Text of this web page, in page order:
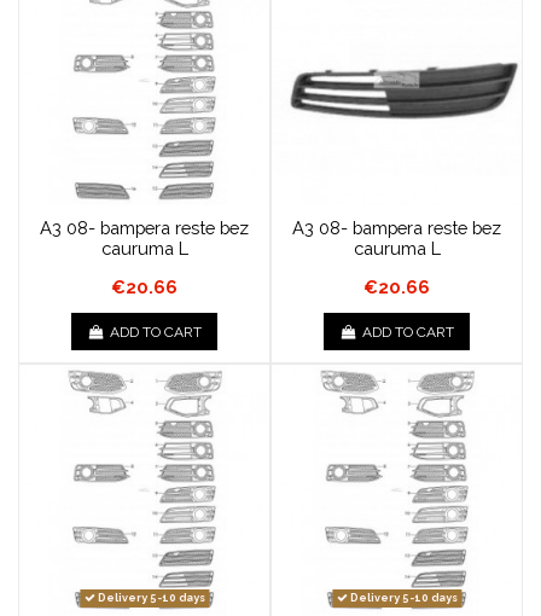
A3 08- bampera reste bez
cauruma L
€20.66
ADD TO CART
A3 08- bampera reste bez
cauruma L
€20.66
ADD TO CART
Delivery 5-10 days Delivery 5-10 days